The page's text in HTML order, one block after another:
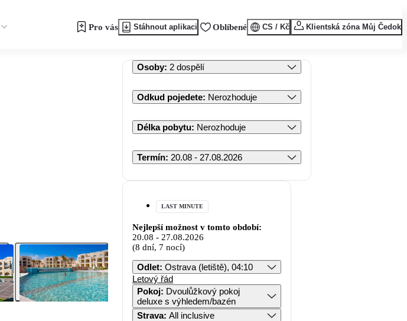
Pro vás Stáhnout aplikaci Oblíbené CS / Kč Klientská zóna Můj Čedok
Osoby: 2 dospělí
Odkud pojedete: Nerozhoduje
Délka pobytu: Nerozhoduje
Termín: 20.08 - 27.08.2026
LAST MINUTE
Nejlepší možnost v tomto období:
20.08 - 27.08.2026
(8 dní, 7 nocí)
Odlet: Ostrava (letiště), 04:10
Letový řád
Pokoj: Dvoulůžkový pokoj
deluxe s výhledem/bazén
Strava: All inclusive